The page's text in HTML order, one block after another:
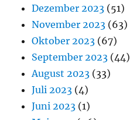
Dezember 2023 (51)
November 2023 (63)
Oktober 2023 (67)
September 2023 (44)
August 2023 (33)
Juli 2023 (4)
Juni 2023 (1)